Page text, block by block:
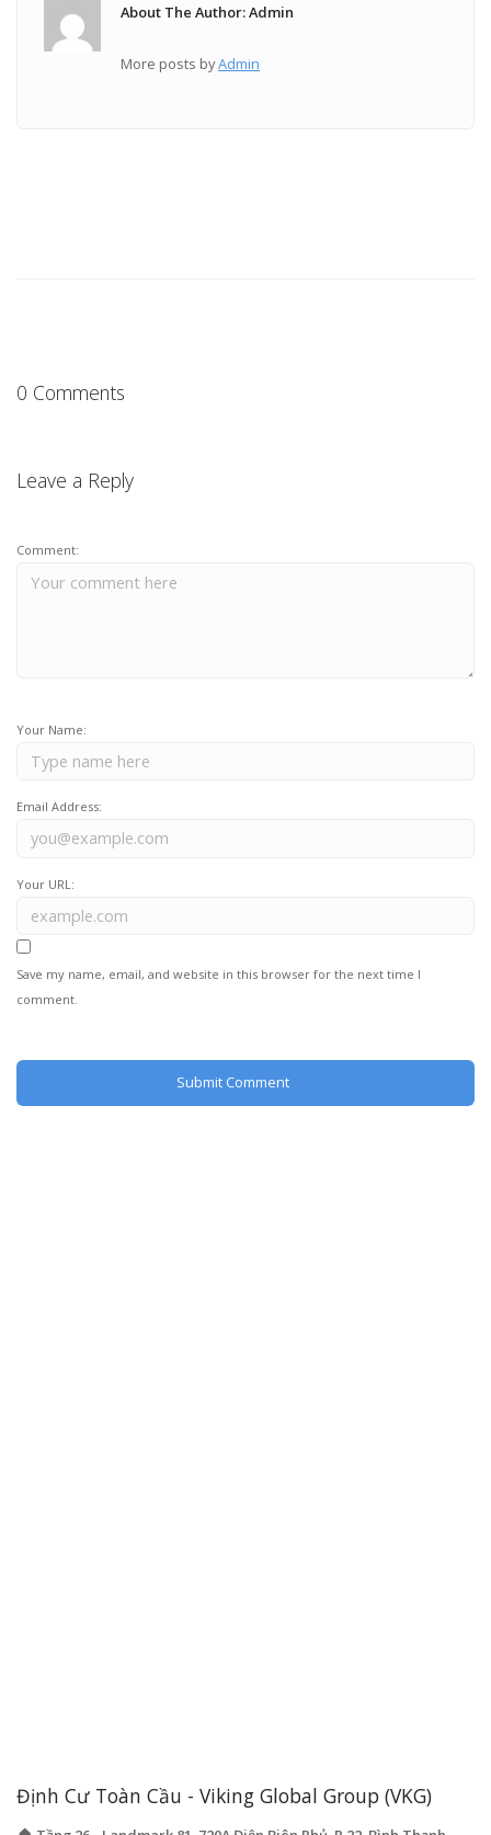
About The Author: Admin
More posts byAdmin
0 Comments
Leave a Reply
Comment:
Your Name:
Email Address:
Your URL:
Save my name, email, and website in this browser for the next time I
comment.
Định Cư Toàn Cầu - Viking Global Group (VKG)